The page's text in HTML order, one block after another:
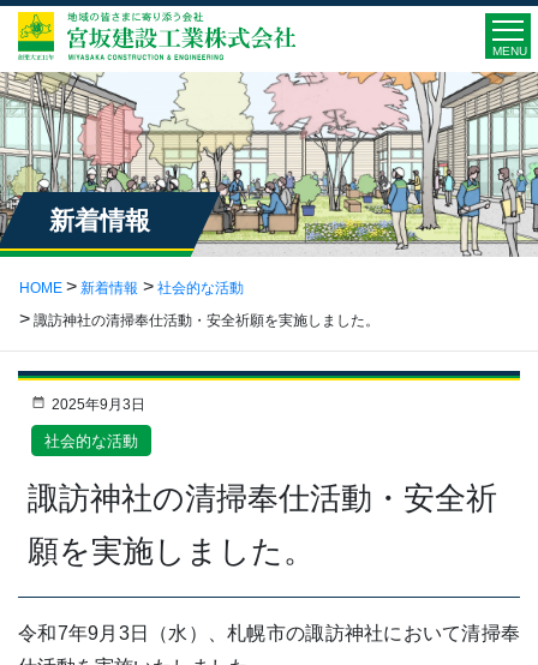
MENU
新着情報
HOME 新着情報
社会的な活動
諏訪神社の清掃奉仕活動・安全祈願を実施しました。
2025年9月3日
社会的な活動
諏訪神社の清掃奉仕活動・安全祈
願を実施しました。
令和7年9月3日（水）、札幌市の諏訪神社において清掃奉